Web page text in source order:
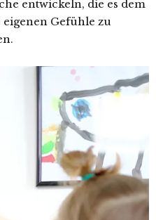
entwickeln, die es dem
Gefühle zu